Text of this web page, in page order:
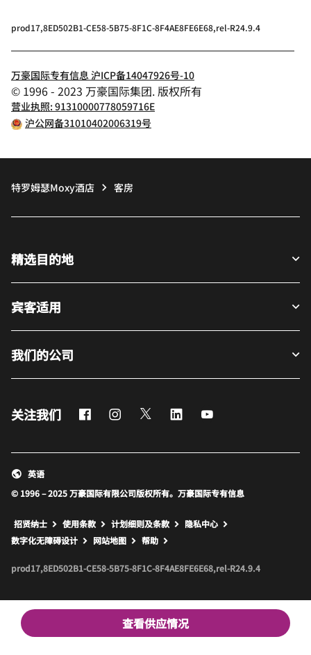
查看供应情况
prod17,8ED502B1-CE58-5B75-8F1C-8F4AE8FE6E68,rel-R24.9.4
万豪国际专有信息 沪ICP备14047926号-10
© 1996 - 2023 万豪国际集团. 版权所有
营业执照: 91310000778059716E
沪公网备31010402006319号
特罗姆瑟Moxy酒店 客房
精选目的地
宾客适用
我们的公司
关注我们 FacebookInstagram
Twitter LinkedIn
© 1996 – 2025 万豪国际有限公司版权所有。万豪国际专有信息
英语
招贤纳士 使用条款 计划细则及条款
隐私中心
数字化无障碍设计
网站地图 打开新窗口
帮助
prod17,8ED502B1-CE58-5B75-8F1C-8F4AE8FE6E68,rel-R24.9.4